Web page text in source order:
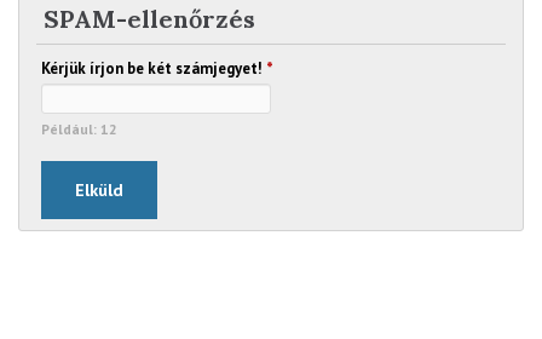
SPAM-ellenőrzés
Kérjük írjon be két számjegyet! *
Például: 12